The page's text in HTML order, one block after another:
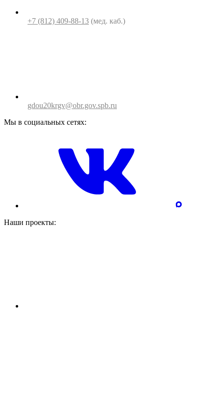
+7 (812) 409-88-13 (мед. каб.)
gdou20krgv@obr.gov.spb.ru
Мы в социальных сетях:
Наши проекты: